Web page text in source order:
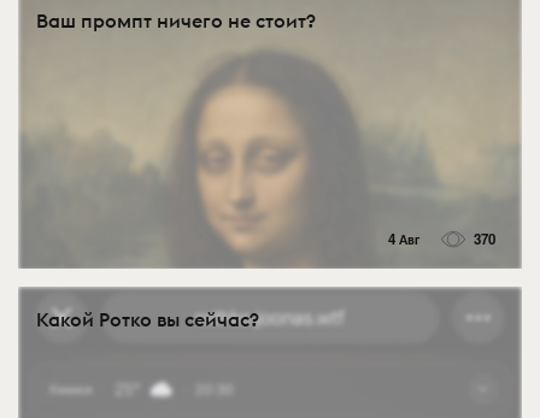
Ваш промпт ничего не стоит?
4 Авг 370
Какой Ротко вы сейчас?